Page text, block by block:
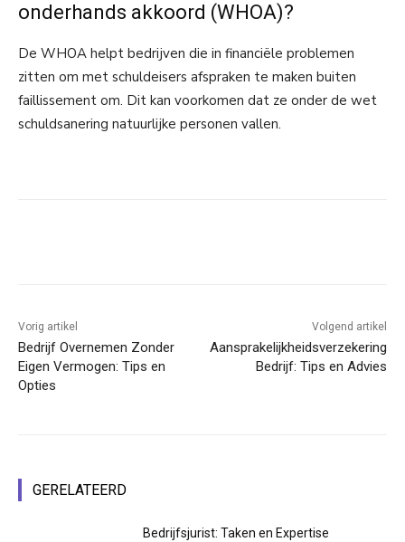
onderhands akkoord (WHOA)?
De WHOA helpt bedrijven die in financiële problemen
zitten om met schuldeisers afspraken te maken buiten
faillissement om. Dit kan voorkomen dat ze onder de wet
schuldsanering natuurlijke personen vallen.
Vorig artikel
Bedrijf Overnemen Zonder
Eigen Vermogen: Tips en
Opties
Volgend artikel
Aansprakelijkheidsverzekering
Bedrijf: Tips en Advies
GERELATEERD
Bedrijfsjurist: Taken en Expertise